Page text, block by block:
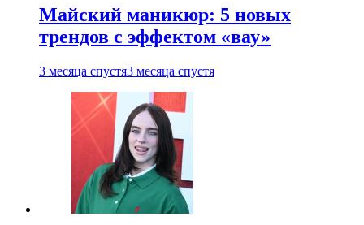
Майский маникюр: 5 новых
трендов с эффектом «вау»
3 месяца спустя3 месяца спустя